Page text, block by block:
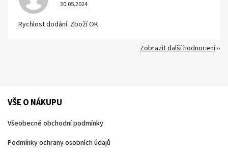
30.05.2024
Rychlost dodání. Zboží OK
Zobrazit další hodnocení
VŠE O NÁKUPU
Všeobecné obchodní podmínky
Podmínky ochrany osobních údajů